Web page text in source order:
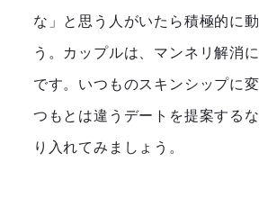
な」と思う人がいたら積極的に
う。カップルは、マンネリ解消
です。いつものスキンシップに
つもとは違うデートを提案する
り入れてみましょう。